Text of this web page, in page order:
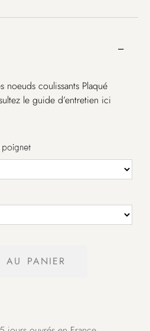
noeuds coulissants Plaqué
le guide d’entretien ici
poignet
AU PANIER